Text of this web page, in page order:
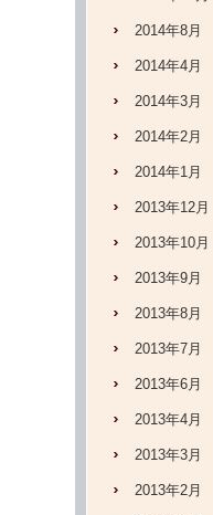
2014年8月
2014年4月
2014年3月
2014年2月
2014年1月
2013年12月
2013年10月
2013年9月
2013年8月
2013年7月
2013年6月
2013年4月
2013年3月
2013年2月